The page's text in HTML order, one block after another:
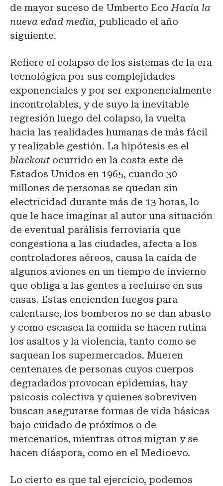
de mayor suceso de Umberto EcoHacia la
nueva edad media, publicado el año
siguiente.
Refiere el colapso de los sistemas de la era
tecnológica por sus complejidades
exponenciales y por ser exponencialmente
incontrolables, y de suyo la inevitable
regresión luego del colapso, la vuelta
hacia las realidades humanas de más fácil
y realizable gestión. La hipótesis es el
blackout ocurrido en la costa este de
Estados Unidos en 1965, cuando 30
millones de personas se quedan sin
electricidad durante más de 13 horas, lo
que le hace imaginar al autor una situación
de eventual parálisis ferroviaria que
congestiona a las ciudades, afecta a los
controladores aéreos, causa la caída de
algunos aviones en un tiempo de invierno
que obliga a las gentes a recluirse en sus
casas. Estas encienden fuegos para
calentarse, los bomberos no se dan abasto
y como escasea la comida se hacen rutina
los asaltos y la violencia, tanto como se
saquean los supermercados. Mueren
centenares de personas cuyos cuerpos
degradados provocan epidemias, hay
psicosis colectiva y quienes sobreviven
buscan asegurarse formas de vida básicas
bajo cuidado de próximos o de
mercenarios, mientras otros migran y se
hacen diáspora, como en el Medioevo.
Lo cierto es que tal ejercicio, podemos